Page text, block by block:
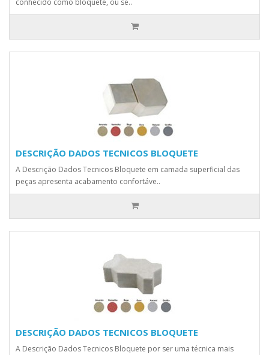
conhecido como bloquete, ou se..
DESCRIÇÃO DADOS TECNICOS BLOQUETE
A Descrição Dados Tecnicos Bloquete em camada superficial das
peças apresenta acabamento confortáve..
DESCRIÇÃO DADOS TECNICOS BLOQUETE
A Descrição Dados Tecnicos Bloquete por ser uma técnica mais